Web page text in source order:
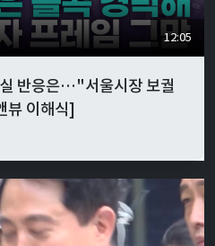
12:05
반응은…"서울시장 보궐
뷰 이해식]